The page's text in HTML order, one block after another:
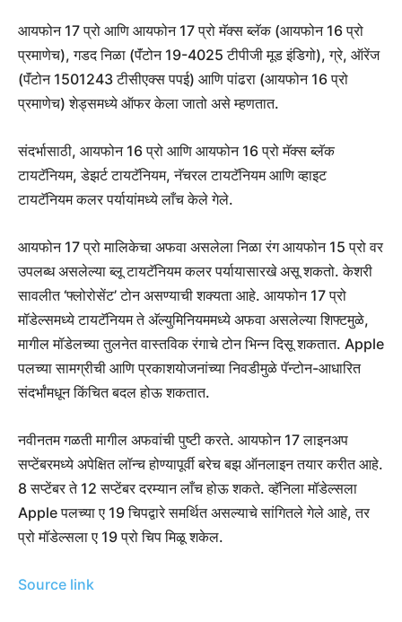
आयफोन 17 प्रो आणि आयफोन 17 प्रो मॅक्स ब्लॅक (आयफोन 16 प्रो
प्रमाणेच), गडद निळा (पॅंटोन 19-4025 टीपीजी मूड इंडिगो), ग्रे, ऑरेंज
(पॅंटोन 1501243 टीसीएक्स पपई) आणि पांढरा (आयफोन 16 प्रो
प्रमाणेच) शेड्समध्ये ऑफर केला जातो असे म्हणतात.
संदर्भासाठी, आयफोन 16 प्रो आणि आयफोन 16 प्रो मॅक्स ब्लॅक
टायटॅनियम, डेझर्ट टायटॅनियम, नॅचरल टायटॅनियम आणि व्हाइट
टायटॅनियम कलर पर्यायांमध्ये लाँच केले गेले.
आयफोन 17 प्रो मालिकेचा अफवा असलेला निळा रंग आयफोन 15 प्रो वर
उपलब्ध असलेल्या ब्लू टायटॅनियम कलर पर्यायासारखे असू शकतो. केशरी
सावलीत ‘फ्लोरोसेंट’ टोन असण्याची शक्यता आहे. आयफोन 17 प्रो
मॉडेल्समध्ये टायटॅनियम ते अ‍ॅल्युमिनियममध्ये अफवा असलेल्या शिफ्टमुळे,
मागील मॉडेलच्या तुलनेत वास्तविक रंगाचे टोन भिन्न दिसू शकतात. Apple
पलच्या सामग्रीची आणि प्रकाशयोजनांच्या निवडीमुळे पॅन्टोन-आधारित
संदर्भांमधून किंचित बदल होऊ शकतात.
नवीनतम गळती मागील अफवांची पुष्टी करते. आयफोन 17 लाइनअप
सप्टेंबरमध्ये अपेक्षित लॉन्च होण्यापूर्वी बरेच बझ ऑनलाइन तयार करीत आहे.
8 सप्टेंबर ते 12 सप्टेंबर दरम्यान लाँच होऊ शकते. व्हॅनिला मॉडेल्सला
Apple पलच्या ए 19 चिपद्वारे समर्थित असल्याचे सांगितले गेले आहे, तर
प्रो मॉडेल्सला ए 19 प्रो चिप मिळू शकेल.
Source link